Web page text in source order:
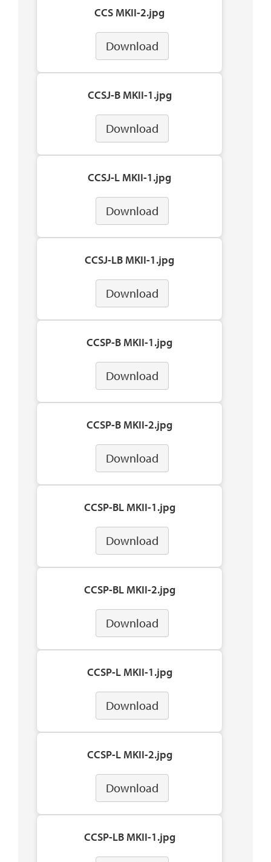
CCS MKII-2.jpg
Download
CCSJ-B MKII-1.jpg
Download
CCSJ-L MKII-1.jpg
Download
CCSJ-LB MKII-1.jpg
Download
CCSP-B MKII-1.jpg
Download
CCSP-B MKII-2.jpg
Download
CCSP-BL MKII-1.jpg
Download
CCSP-BL MKII-2.jpg
Download
CCSP-L MKII-1.jpg
Download
CCSP-L MKII-2.jpg
Download
CCSP-LB MKII-1.jpg